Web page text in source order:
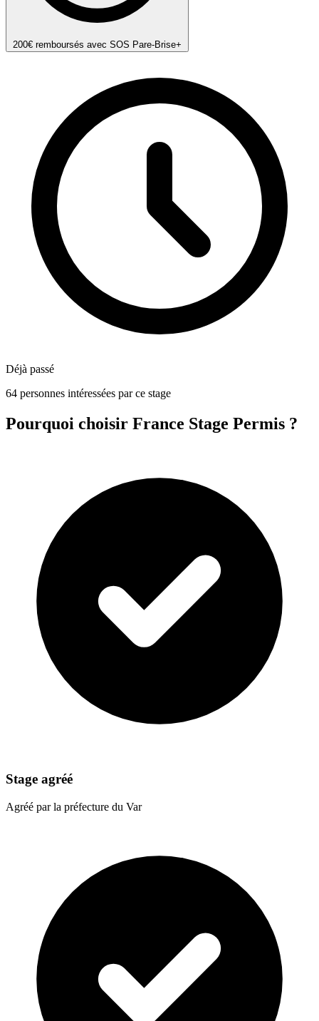
200€ remboursés avec SOS Pare-Brise+
Déjà passé
64 personnes intéressées par ce stage
Pourquoi choisir France Stage Permis ?
Stage agréé
Agréé par la préfecture du Var